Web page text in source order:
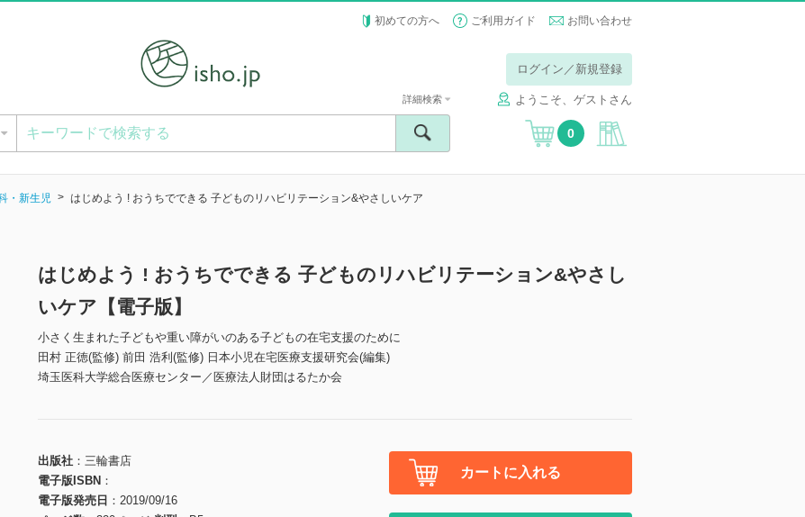
初めての方へ ご利用ガイド お問い合わせ
ログイン／新規登録
ようこそ、ゲストさん
詳細検索
0
・新生児 はじめよう ! おうちでできる 子どものリハビリテーション&やさしいケア
はじめよう ! おうちでできる 子どものリハビリテーション&やさし
いケア【電子版】
小さく生まれた子どもや重い障がいのある子どもの在宅支援のために
田村 正徳(監修) 前田 浩利(監修) 日本小児在宅医療支援研究会(編集)
埼玉医科大学総合医療センター／医療法人財団はるたか会
出版社
三輪書店
電子版ISBN
電子版発売日
2019/09/16
カートに入れる